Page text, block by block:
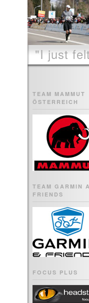
"I just
TEAM MAMMUT
ÖSTERREICH
TEAM GARMIN
FRIENDS
FOCUS PLUS